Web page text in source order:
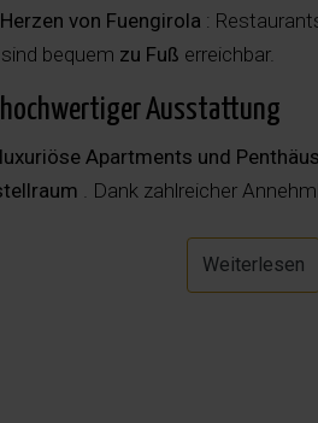
Herzen von Fuengirola :
bequem zu Fuß erreichbar.
hochwertiger Ausstattung
Apartments und
. Dank zahlreicher
mit Sauna, Hamam, Whirlpool,
Weiterlesen